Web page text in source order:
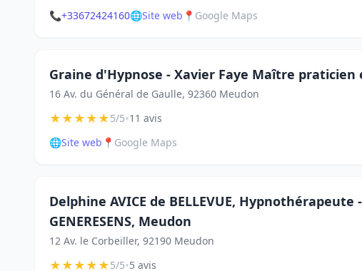
📞+33672424160🌐Site web 📍 Google Maps
Graine d'Hypnose - Xavier Faye Maître praticien
16 Av. du Général de Gaulle, 92360 Meudon
★★★★★5/5•11 avis
🌐Site web 📍 Google Maps
Delphine AVICE de BELLEVUE,
GENERESENS, Meudon
12 Av. le Corbeiller, 92190 Meudon
★★★★★5/5•5 avis